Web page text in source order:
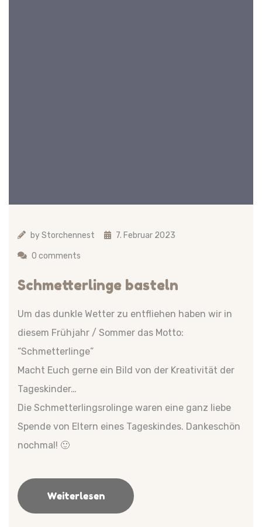
byStorchennest 7. Februar 2023
0 comments
Schmetterlinge basteln
Um das dunkle Wetter zu entfliehen haben wir in
diesem Frühjahr / Sommer das Motto:
“Schmetterlinge”
Macht Euch gerne ein Bild von der Kreativität der
Tageskinder…
Die Schmetterlingsrolinge waren eine ganz liebe
Spende von Eltern eines Tageskindes. Dankeschön
nochmal! 🙂
Weiterlesen